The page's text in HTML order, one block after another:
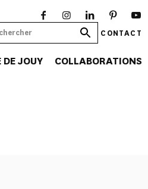
CONTACT
DE JOUY COLLABORATIONS